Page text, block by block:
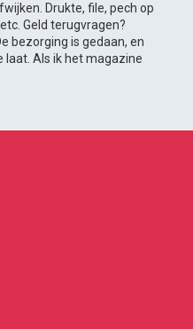
Drukte, file, pech op
Geld terugvragen?
bezorging is gedaan, en
laat. Als ik het magazine